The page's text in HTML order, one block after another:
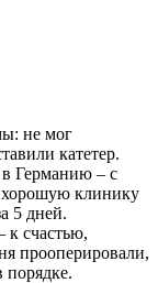
не мог
катетер.
в Германию – с
клинику
5 дней.
к счастью,
прооперировали,
порядке.